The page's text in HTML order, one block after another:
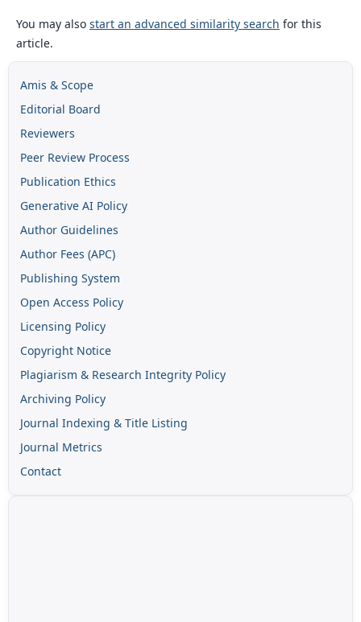
You may also start an advanced similarity search for this
article.
Amis & Scope
Editorial Board
Reviewers
Peer Review Process
Publication Ethics
Generative AI Policy
Author Guidelines
Author Fees (APC)
Publishing System
Open Access Policy
Licensing Policy
Copyright Notice
Plagiarism & Research Integrity Policy
Archiving Policy
Journal Indexing & Title Listing
Journal Metrics
Contact